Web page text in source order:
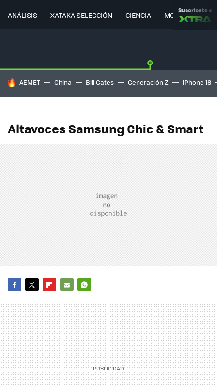
ANÁLISIS XATAKA SELECCIÓN CIENCIA MOVILIDAD
Suscríbete a
HOY SE HABLA DE
AEMET China Bill Gates Generación Z iPhone 18
Altavoces Samsung Chic & Smart
MAIL